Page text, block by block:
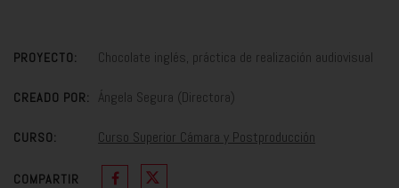
PROYECTO: Chocolate inglés, práctica de realización audiovisual
CREADO POR: Ángela Segura (Directora)
CURSO: Curso Superior Cámara y Postproducción
COMPARTIR